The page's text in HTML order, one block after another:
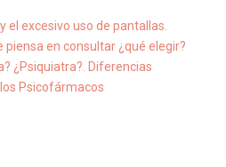
y el excesivo uso de pantallas.
piensa en consultar ¿qué elegir?
¿Psiquiatra?. Diferencias
Psicofármacos